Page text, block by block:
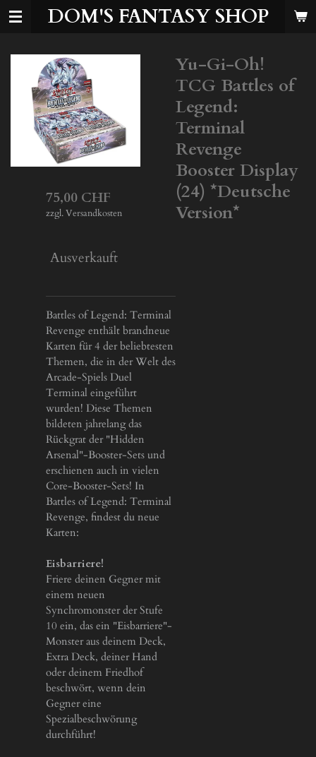
Zum
DOM'S FANTASY SHOP
Yu-Gi-Oh!
TCG Battles of
Legend:
Terminal
Revenge
Booster Display
(24) *Deutsche
Version*
75,00 CHF
zzgl. Versandkosten
Ausverkauft
Battles of Legend: Terminal
Revenge enthält brandneue
Karten für 4 der beliebtesten
Themen, die in der Welt des
Arcade-Spiels Duel
Terminal eingeführt
wurden! Diese Themen
bildeten jahrelang das
Rückgrat der "Hidden
Arsenal"-Booster-Sets und
erschienen auch in vielen
Core-Booster-Sets! In
Battles of Legend: Terminal
Revenge, findest du neue
Karten:
Eisbarriere!
Friere deinen Gegner mit
einem neuen
Synchromonster der Stufe
10 ein, das ein "Eisbarriere"-
Monster aus deinem Deck,
Extra Deck, deiner Hand
oder deinem Friedhof
beschwört, wenn dein
Gegner eine
Spezialbeschwörung
durchführt!